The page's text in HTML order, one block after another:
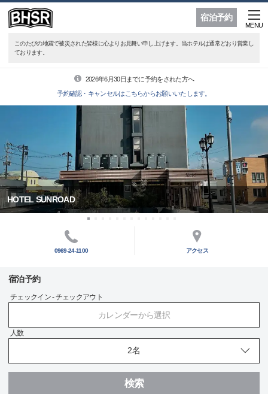
宿泊予約
MENU
このたびの地震で被災された皆様に心よりお見舞い申し上げます。当ホテルは通常どおり営業し
ております。
2026年6月30日までに予約をされた方へ
予約確認・キャンセルはこちらからお願いいたします。
HOTEL SUNROAD
0969-24-1100 アクセス
宿泊予約
チェックイン - チェックアウト
カレンダーから選択
人数
検索